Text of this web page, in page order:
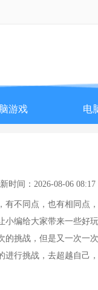
游戏 电
时间：2026-08-06 08:17
有不同点，也有相同点
小编给大家带来一些好
的挑战，但是又一次一
进行挑战，去超越自己